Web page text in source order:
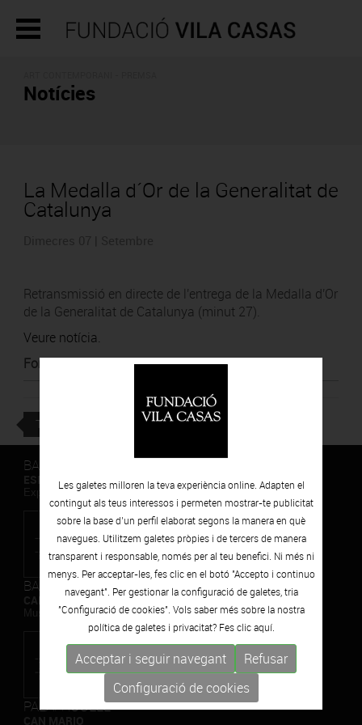
Notícies
La Medalla d´Or de la Generalitat de
Catalunya
Retransmissió en directe de l'entrega de la Medalla d'Or
de la Generalitat de Catalunya (minut 27).
Veure notícia.
Font:Catalunya Informació
TORNAR
BARCELONA
ESPAIS VOLART
Exposicions Temporals d'Art Contemporani
BARCELONA
CAN FRAMIS
Museu de Pintura Contemporània
PALAFRUGELL
Les galetes milloren la teva experiència online. Adapten el
contingut als teus interessos i permeten mostrar-te publicitat
sobre la base d’un perfil elaborat segons la manera en què
navegues. Utilitzem galetes pròpies i de tercers de manera
transparent i responsable, només per al teu benefici. Ni més ni
menys. Per acceptar-les, fes clic en el botó "Accepto i continuo
navegant". Per gestionar la configuració de galetes, tria
"Configuració de cookies". Vols saber més sobre la nostra
política de galetes i privacitat? Fes clicaquí.
Acceptar i seguir navegant
Refusar
Configuració de cookies